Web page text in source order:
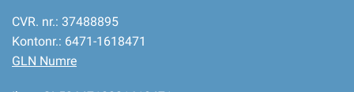
CVR. nr.: 37488895
Kontonr.: 6471-1618471
GLN Numre